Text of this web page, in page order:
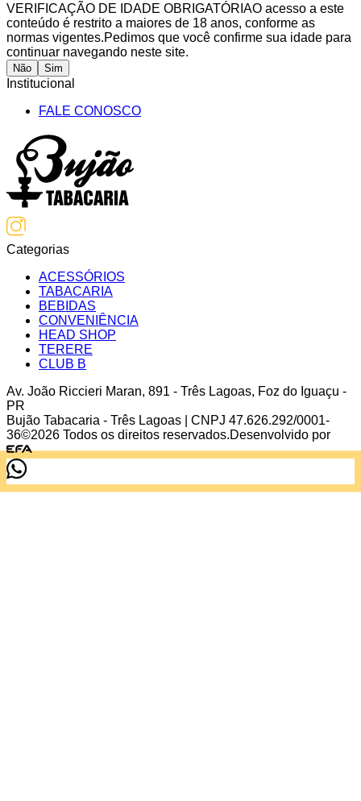
VERIFICAÇÃO DE IDADE OBRIGATÓRIAO acesso a este
conteúdo é restrito a maiores de 18 anos, conforme as
normas vigentes.Pedimos que você confirme sua idade para
continuar navegando neste site.
Não Sim
Institucional
FALE CONOSCO
Categorias
ACESSÓRIOS
TABACARIA
BEBIDAS
CONVENIÊNCIA
HEAD SHOP
TERERE
CLUB B
Av. João Riccieri Maran, 891 - Três Lagoas, Foz do Iguaçu -
PR
Bujão Tabacaria - Três Lagoas | CNPJ 47.626.292/0001-
36©2026 Todos os direitos reservados.Desenvolvido por